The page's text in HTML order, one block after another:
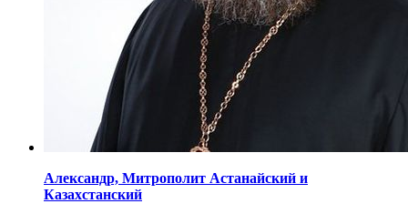
Александр, Митрополит Астанайский и
Казахстанский